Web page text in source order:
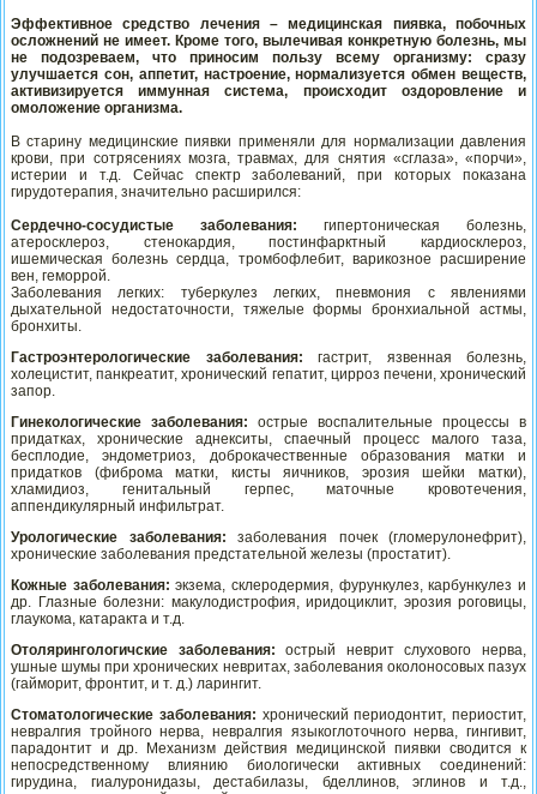
Эффективное средство лечения – медицинская пиявка, побочных
осложнений не имеет. Кроме того, вылечивая конкретную болезнь, мы
не подозреваем, что приносим пользу всему организму: сразу
улучшается сон, аппетит, настроение, нормализуется обмен веществ,
активизируется иммунная система, происходит оздоровление и
омоложение организма.
В старину медицинские пиявки применяли для нормализации давления
крови, при сотрясениях мозга, травмах, для снятия «сглаза», «порчи»,
истерии и т.д. Сейчас спектр заболеваний, при которых показана
гирудотерапия, значительно расширился:
Сердечно-сосудистые заболевания: гипертоническая болезнь,
атеросклероз, стенокардия, постинфарктный кардиосклероз,
ишемическая болезнь сердца, тромбофлебит, варикозное расширение
вен, геморрой.
Заболевания легких: туберкулез легких, пневмония с явлениями
дыхательной недостаточности, тяжелые формы бронхиальной астмы,
бронхиты.
Гастроэнтерологические заболевания: гастрит, язвенная болезнь,
холецистит, панкреатит, хронический гепатит, цирроз печени, хронический
запор.
Гинекологические заболевания: острые воспалительные процессы в
придатках, хронические аднекситы, спаечный процесс малого таза,
бесплодие, эндометриоз, доброкачественные образования матки и
придатков (фиброма матки, кисты яичников, эрозия шейки матки),
хламидиоз, генитальный герпес, маточные кровотечения,
аппендикулярный инфильтрат.
Урологические заболевания: заболевания почек (гломерулонефрит),
хронические заболевания предстательной железы (простатит).
Кожные заболевания: экзема, склеродермия, фурункулез, карбункулез и
др. Глазные болезни: макулодистрофия, иридоциклит, эрозия роговицы,
глаукома, катаракта и т.д.
Отолярингологичские заболевания: острый неврит слухового нерва,
ушные шумы при хронических невритах, заболевания околоносовых пазух
(гайморит, фронтит, и т. д.) ларингит.
Стоматологические заболевания: хронический периодонтит, периостит,
невралгия тройного нерва, невралгия языкоглоточного нерва, гингивит,
парадонтит и др. Механизм действия медицинской пиявки сводится к
непосредственному влиянию биологически активных соединений:
гирудина, гиалуронидазы, дестабилазы, бделлинов, эглинов и т.д.,